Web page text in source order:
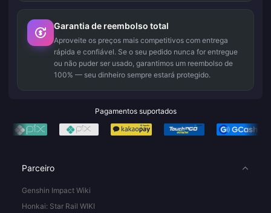
Garantia de reembolso total
Aproveite os preços mais competitivos com entrega
rápida e confiável. Se o seu pedido nunca for entregue
ou não puder ser usado, garantimos um reembolso de
100% — seu dinheiro sempre estará protegido.
Pagamentos suportados
Parceiro
Genshin Impact Wiki
Honkai: Star Rail WIKI